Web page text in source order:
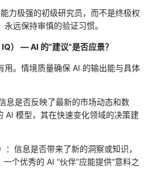
力极强的初级研究员，而不是终极权
远保持审慎的验证习惯。
） — AI 的“建议”是否应景？
用。情境质量确保 AI 的输出能与具体
息是否反映了最新的市场动态和数
AI 模型，其在快速变化领域的决策建
：信息是否带来了新的洞察或知识，
个优秀的 AI “伙伴”应能提供“意料之